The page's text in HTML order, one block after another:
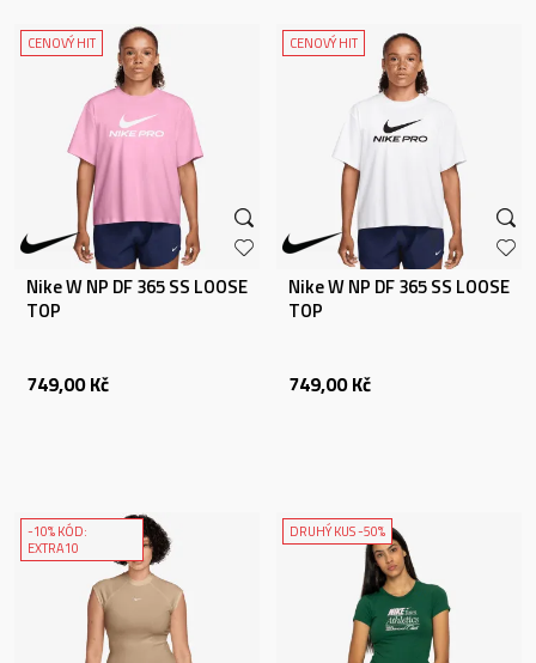
CENOVÝ HIT
Nike W NP DF 365 SS LOOSE
TOP
749,00 Kč
CENOVÝ HIT
Nike W NP DF 365 SS LOOSE
TOP
749,00 Kč
-10% KÓD:
EXTRA10
DRUHÝ KUS -50%